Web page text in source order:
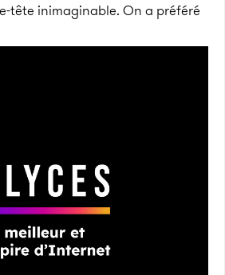
tête inimaginable. On a préféré